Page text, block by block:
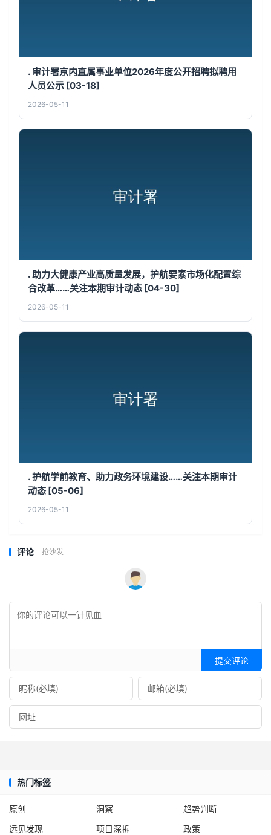
. 审计署京内直属事业单位2026年度公开招聘拟聘用
人员公示 [03-18]
2026-05-11
. 助力大健康产业高质量发展，护航要素市场化配置综
合改革……关注本期审计动态 [04-30]
2026-05-11
. 护航学前教育、助力政务环境建设……关注本期审计
动态 [05-06]
2026-05-11
评论 抢沙发
提交评论
热门标签
原创 洞察
趋势判断
远见发现
项目深拆 政策